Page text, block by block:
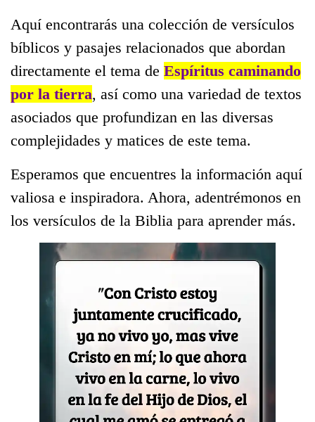
Aquí encontrarás una colección de versículos
bíblicos y pasajes relacionados que abordan
directamente el tema de Espíritus caminando
por la tierra, así como una variedad de textos
asociados que profundizan en las diversas
complejidades y matices de este tema.
Esperamos que encuentres la información aquí
valiosa e inspiradora. Ahora, adentrémonos en
los versículos de la Biblia para aprender más.